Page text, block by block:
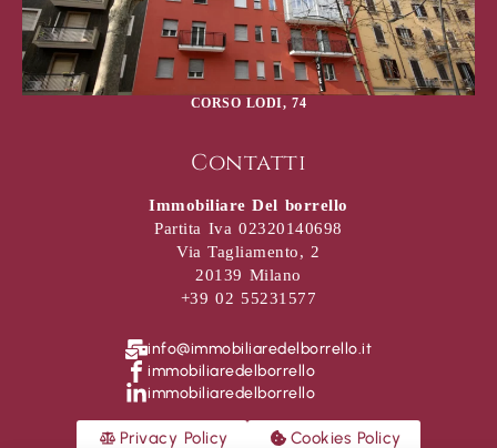
CORSO LODI, 74
Contatti
Immobiliare Del borrello
Partita Iva 02320140698
Via Tagliamento, 2
20139 Milano
+39 02 55231577
info@immobiliaredelborrello.it
immobiliaredelborrello
immobiliaredelborrello
Privacy Policy Cookies Policy